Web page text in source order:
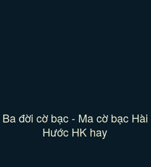
Ba đời cờ bạc - Ma cờ bạc Hài
Hước HK hay